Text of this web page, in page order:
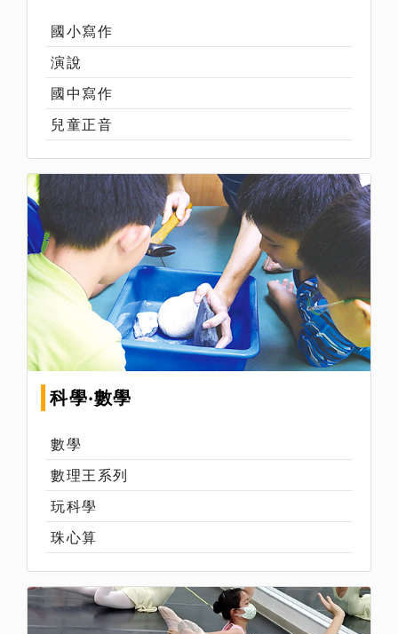
國小寫作
演說
國中寫作
兒童正音
科學‧數學
數學
數理王系列
玩科學
珠心算